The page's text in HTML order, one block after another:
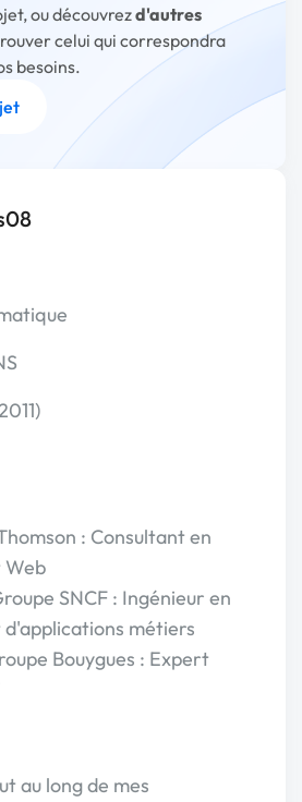
ou découvrezd'autres
celui qui correspondra
besoins.
: Consultant en
Web
SNCF : Ingénieur en
métiers
Bouygues : Expert
au long de mes